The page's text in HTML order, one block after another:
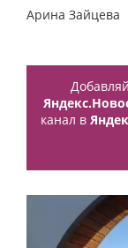
Арина Зайцева
канал в